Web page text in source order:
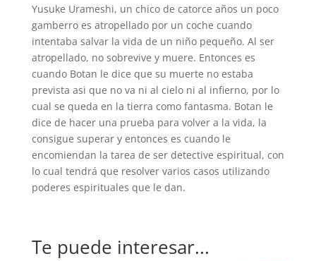
Yusuke Urameshi, un chico de catorce años un poco
gamberro es atropellado por un coche cuando
intentaba salvar la vida de un niño pequeño. Al ser
atropellado, no sobrevive y muere. Entonces es
cuando Botan le dice que su muerte no estaba
prevista asi que no va ni al cielo ni al infierno, por lo
cual se queda en la tierra como fantasma. Botan le
dice de hacer una prueba para volver a la vida, la
consigue superar y entonces es cuando le
encomiendan la tarea de ser detective espiritual, con
lo cual tendrá que resolver varios casos utilizando
poderes espirituales que le dan.
Te puede interesar...